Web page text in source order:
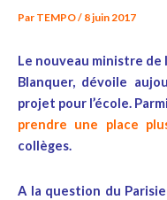
Par TEMPO/ 8 juin 2017
Le nouveau ministre de
Blanquer, dévoile
projet pour l’école.
prendre une place
collèges.
A la question du